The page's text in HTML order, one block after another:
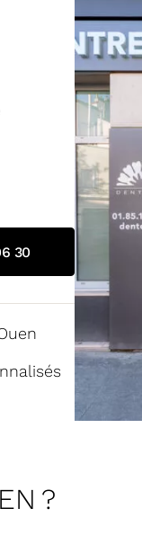
30
?